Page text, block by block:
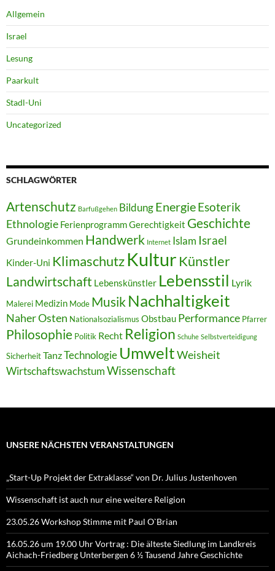
Allgemein
Israel
Lesung
Paarkult
Stadl-Uni
Uncategorized
SCHLAGWÖRTER
Artenschutz Barfußgehen BildungEnergieEsoterik
Ethnologie FerienprogrammGerechtigkeit Geschichte
Grundeinkommen Handwerk Internet Islam Israel
Kinder-Uni KlimaschutzKultur Künstler
Landwirtschaft Lebenskünstler Lebensstil Lyrik
Malerei Medizin Mode MusikNachhaltigkeit
Naher Osten Nationalsozialismus Obstbau Performance Pfarrer
Philosophie Politik Recht Religion Schuhe Selbstverteidigung
SicherheitTanzTechnologie UmweltWeisheit
WirtschaftswachstumWissenschaft
UNSERE NÄCHSTEN VERANSTALTUNGEN
„Start-Up Projekt der Extraklasse“ von Dr. Julius Justenhoven
Wissenschaft ist auch nur eine weitere Religion
23.05.26 Workshop Stimme mit Paul O`Brian
16.05.26 um 19.00 Uhr Vortrag : Die älteste Siedlung im Landkreis
Aichach-Friedberg Unterbergen 6 ½ Tausend Jahre Geschichte